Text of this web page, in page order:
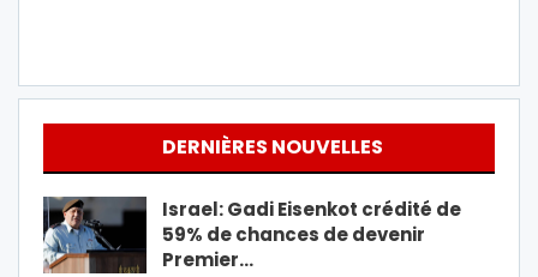
DERNIÈRES NOUVELLES
Israel: Gadi Eisenkot crédité de
59% de chances de devenir
Premier…